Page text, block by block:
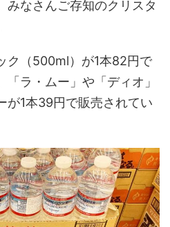
みなさんご存知のクリスタ
ク（500ml）が1本82円で
ラ・ムー」や「ディオ」
が1本39円で販売されてい